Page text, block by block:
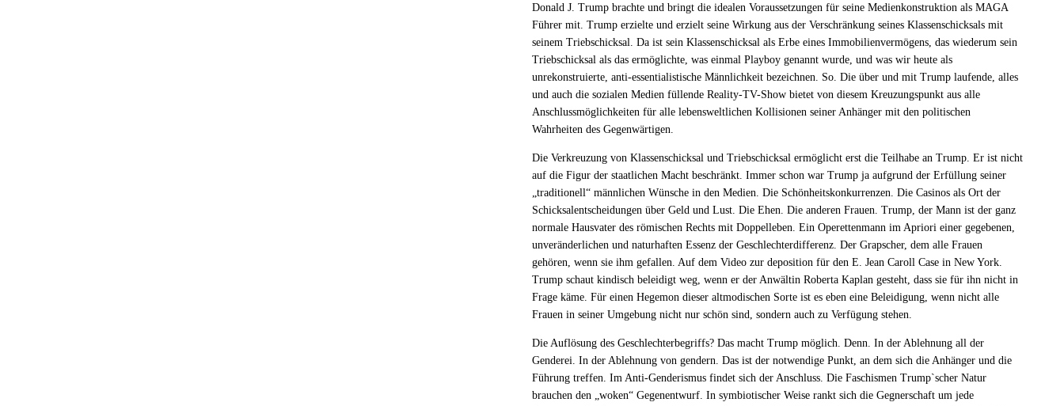
Donald J. Trump brachte und bringt die idealen Voraussetzungen für seine Medienkonstruktion als MAGA
Führer mit. Trump erzielte und erzielt seine Wirkung aus der Verschränkung seines Klassenschicksals mit
seinem Triebschicksal. Da ist sein Klassenschicksal als Erbe eines Immobilienvermögens, das wiederum sein
Triebschicksal als das ermöglichte, was einmal Playboy genannt wurde, und was wir heute als
unrekonstruierte, anti-essentialistische Männlichkeit bezeichnen. So. Die über und mit Trump laufende, alles
und auch die sozialen Medien füllende Reality-TV-Show bietet von diesem Kreuzungspunkt aus alle
Anschlussmöglichkeiten für alle lebensweltlichen Kollisionen seiner Anhänger mit den politischen
Wahrheiten des Gegenwärtigen.
Die Verkreuzung von Klassenschicksal und Triebschicksal ermöglicht erst die Teilhabe an Trump. Er ist nicht
auf die Figur der staatlichen Macht beschränkt. Immer schon war Trump ja aufgrund der Erfüllung seiner
„traditionell“ männlichen Wünsche in den Medien. Die Schönheitskonkurrenzen. Die Casinos als Ort der
Schicksalentscheidungen über Geld und Lust. Die Ehen. Die anderen Frauen. Trump, der Mann ist der ganz
normale Hausvater des römischen Rechts mit Doppelleben. Ein Operettenmann im Apriori einer gegebenen,
unveränderlichen und naturhaften Essenz der Geschlechterdifferenz. Der Grapscher, dem alle Frauen
gehören, wenn sie ihm gefallen. Auf dem Video zur deposition für den E. Jean Caroll Case in New York.
Trump schaut kindisch beleidigt weg, wenn er der Anwältin Roberta Kaplan gesteht, dass sie für ihn nicht in
Frage käme. Für einen Hegemon dieser altmodischen Sorte ist es eben eine Beleidigung, wenn nicht alle
Frauen in seiner Umgebung nicht nur schön sind, sondern auch zu Verfügung stehen.
Die Auflösung des Geschlechterbegriffs? Das macht Trump möglich. Denn. In der Ablehnung all der
Genderei. In der Ablehnung von gendern. Das ist der notwendige Punkt, an dem sich die Anhänger und die
Führung treffen. Im Anti-Genderismus findet sich der Anschluss. Die Faschismen Trump`scher Natur
brauchen den „woken“ Gegenentwurf. In symbiotischer Weise rankt sich die Gegnerschaft um jede